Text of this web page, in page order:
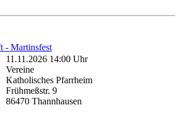
- Martinsfest
11.11.2026 14:00 Uhr
Vereine
Katholisches Pfarrheim
Frühmeßstr. 9
86470 Thannhausen